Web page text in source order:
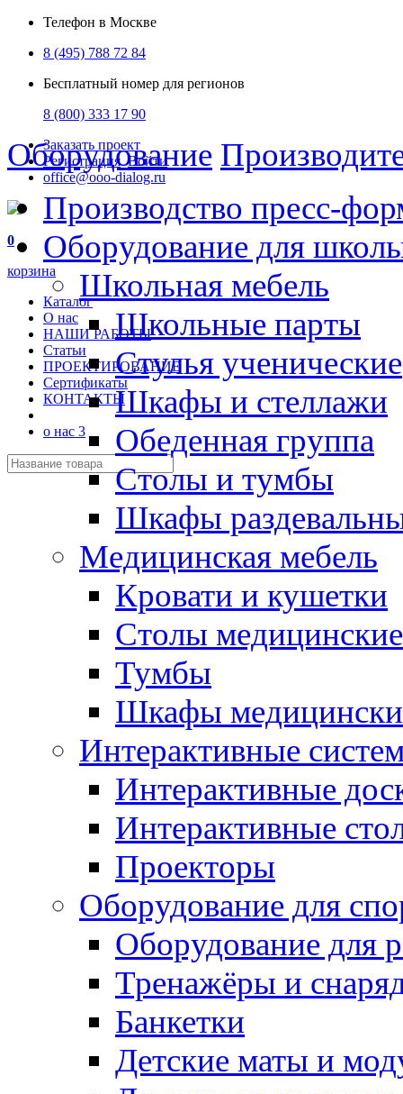
Телефон в Москве
8 (495) 788 72 84
Бесплатный номер для регионов
8 (800) 333 17 90
Заказать проект
Регистрация Войти
office@ooo-dialog.ru
0
корзина
Каталог
О нас
НАШИ РАБОТЫ
Статьи
ПРОЕКТИРОВАНИЕ
Сертификаты
КОНТАКТЫ
о нас 3
Оборудование
Производство пресс-
Оборудование для
Школьная мебель
Школьные парты
Стулья ученические
Шкафы и стеллажи
Обеденная группа
Столы и тумбы
Шкафы
Медицинская мебель
Кровати и кушетки
Столы медицинские
Тумбы
Шкафы
Интерактивные
Интерактивные
Интерактивные
Проекторы
Оборудование для
Оборудование для
Тренажёры и
Банкетки
Детские маты и